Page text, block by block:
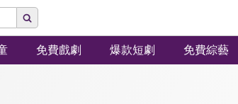
免費戲劇 爆款短劇 免費綜藝